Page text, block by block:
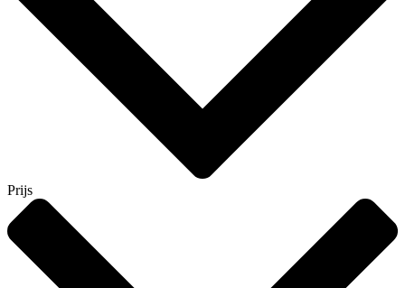
Prijs